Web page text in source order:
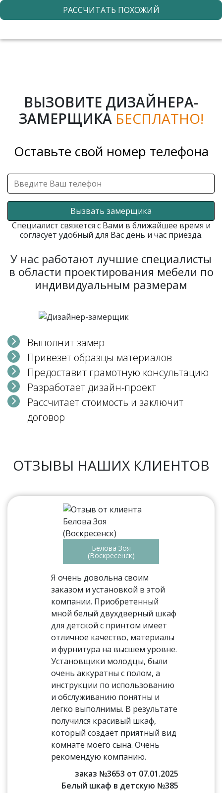
РАССЧИТАТЬ ПОХОЖИЙ
ВЫЗОВИТЕ ДИЗАЙНЕРА-
ЗАМЕРЩИКА БЕСПЛАТНО!
Оставьте свой номер телефона
Вызвать замерщика
Специалист свяжется с Вами в ближайшее время и
согласует удобный для Вас день и час приезда.
У нас работают лучшие специалисты
в области проектирования мебели по
индивидуальным размерам
Выполнит замер
Привезет образцы материалов
Предоставит грамотную консультацию
Разработает дизайн-проект
Рассчитает стоимость и заключит
договор
ОТЗЫВЫ НАШИХ КЛИЕНТОВ
Белова Зоя
(Воскресенск)
Я очень довольна своим
заказом и установкой в этой
компании. Приобретенный
мной белый двухдверный шкаф
для детской с принтом имеет
отличное качество, материалы
и фурнитура на высшем уровне.
Установщики молодцы, были
очень аккуратны с полом, а
инструкции по использованию
и обслуживанию понятны и
легко выполнимы. В результате
получился красивый шкаф,
который создаёт приятный вид
комнате моего сына. Очень
рекомендую компанию.
заказ №3653 от 07.01.2025
Белый шкаф в детскую №385